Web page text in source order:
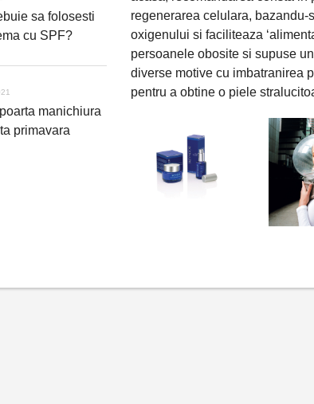
regenerarea celulara, bazandu-
oxigenului si faciliteaza
persoanele obosite si supuse
diverse motive cu imbatranirea
pentru a obtine o piele
sa folosesti
cu SPF?
manichiura
primavara